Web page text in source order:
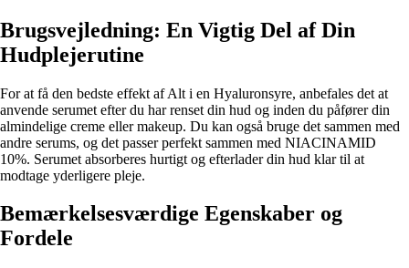
Brugsvejledning: En Vigtig Del af Din
Hudplejerutine
For at få den bedste effekt af Alt i en Hyaluronsyre, anbefales det at
anvende serumet efter du har renset din hud og inden du påfører din
almindelige creme eller makeup. Du kan også bruge det sammen med
andre serums, og det passer perfekt sammen med NIACINAMID
10%. Serumet absorberes hurtigt og efterlader din hud klar til at
modtage yderligere pleje.
Bemærkelsesværdige Egenskaber og
Fordele